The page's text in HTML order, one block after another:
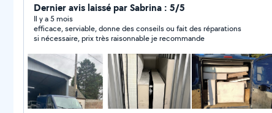
des meubles Aide lors de déménagement Transport
d'objets ou colis Récupération d'achats (IKEA,
Leboncoin, magasins) Petit bricolage et montage
simple Je suis quelqu'un de sérieux, ponctuel et
soigneux, qui aime rendre service et aider les
personnes qui en ont besoin. Disponible selon les
besoins, principalement en Île-de-France. N'hésitez pas
à me contacter si vous avez besoin d'un coup de main.
Sam
Dernier avis laissé par Sabrina : 5/5
Il y a 5 mois
efficace, serviable, donne des conseils ou fait des réparations
si nécessaire, prix très raisonnable je recommande